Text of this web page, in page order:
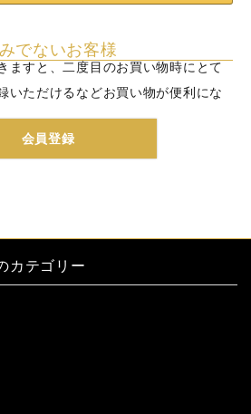
でないお客様
ますと、二度目のお買い物時にとて
いただけるなどお買い物が便利にな
会員登録
カテゴリー